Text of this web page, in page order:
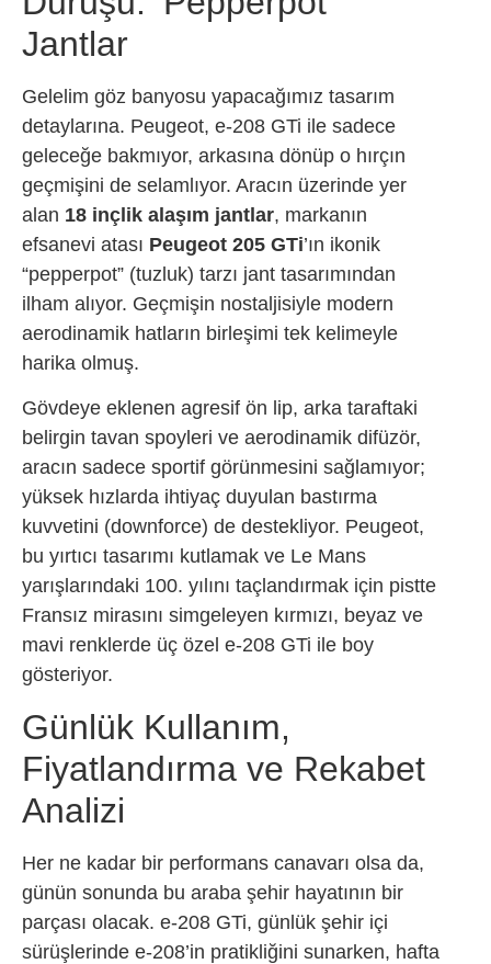
Jantlar
Gelelim göz banyosu yapacağımız tasarım
detaylarına. Peugeot, e-208 GTi ile sadece
geleceğe bakmıyor, arkasına dönüp o hırçın
geçmişini de selamlıyor. Aracın üzerinde yer
alan 18 inçlik alaşım jantlar, markanın
efsanevi atası Peugeot 205 GTi’ın ikonik
“pepperpot” (tuzluk) tarzı jant tasarımından
ilham alıyor. Geçmişin nostaljisiyle modern
aerodinamik hatların birleşimi tek kelimeyle
harika olmuş.
Gövdeye eklenen agresif ön lip, arka taraftaki
belirgin tavan spoyleri ve aerodinamik difüzör,
aracın sadece sportif görünmesini sağlamıyor;
yüksek hızlarda ihtiyaç duyulan bastırma
kuvvetini (downforce) de destekliyor. Peugeot,
bu yırtıcı tasarımı kutlamak ve Le Mans
yarışlarındaki 100. yılını taçlandırmak için pistte
Fransız mirasını simgeleyen kırmızı, beyaz ve
mavi renklerde üç özel e-208 GTi ile boy
gösteriyor.
Günlük Kullanım,
Fiyatlandırma ve Rekabet
Analizi
Her ne kadar bir performans canavarı olsa da,
günün sonunda bu araba şehir hayatının bir
parçası olacak. e-208 GTi, günlük şehir içi
sürüşlerinde e-208’in pratikliğini sunarken, hafta